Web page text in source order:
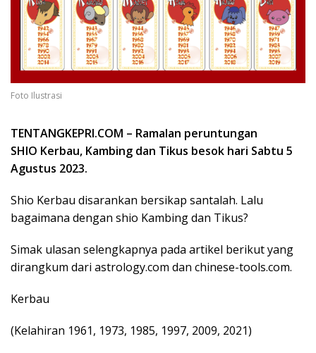
Foto Ilustrasi
TENTANGKEPRI.COM – Ramalan peruntungan
SHIO Kerbau, Kambing dan Tikus besok hari Sabtu 5
Agustus 2023.
Shio Kerbau disarankan bersikap santalah. Lalu
bagaimana dengan shio Kambing dan Tikus?
Simak ulasan selengkapnya pada artikel berikut yang
dirangkum dari astrology.com dan chinese-tools.com.
Kerbau
(Kelahiran 1961, 1973, 1985, 1997, 2009, 2021)